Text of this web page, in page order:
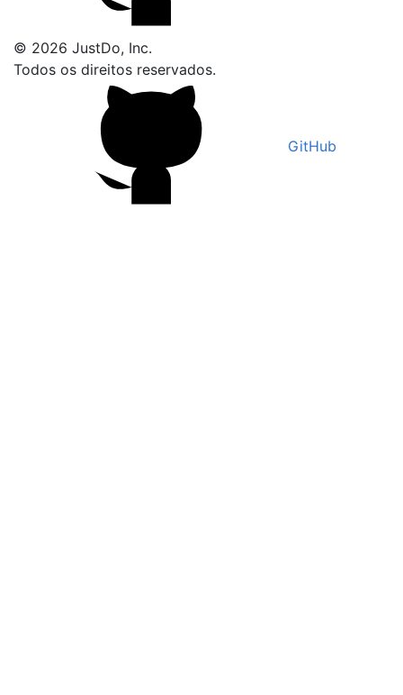
© 2026 JustDo, Inc.
Todos os direitos reservados.
GitHub